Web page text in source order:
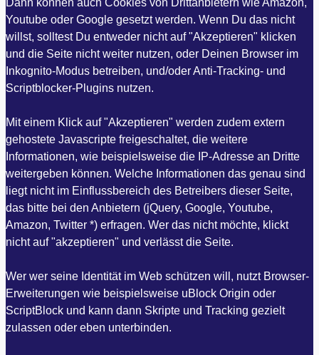
Dann können auch Cookies von Drittanbietern wie Amazon,
Youtube oder Google gesetzt werden. Wenn Du das nicht
willst, solltest Du entweder nicht auf "Akzeptieren" klicken
und die Seite nicht weiter nutzen, oder Deinen Browser im
Inkognito-Modus betreiben, und/oder Anti-Tracking- und
Scriptblocker-Plugins nutzen.
Mit einem Klick auf "Akzeptieren" werden zudem extern
gehostete Javascripte freigeschaltet, die weitere
Informationen, wie beispielsweise die IP-Adresse an Dritte
weitergeben können. Welche Informationen das genau sind
liegt nicht im Einflussbereich des Betreibers dieser Seite,
das bitte bei den Anbietern (jQuery, Google, Youtube,
Amazon, Twitter *) erfragen. Wer das nicht möchte, klickt
nicht auf "akzeptieren" und verlässt die Seite.
Wer wer seine Identität im Web schützen will, nutzt Browser-
Erweiterungen wie beispielsweise uBlock Origin oder
ScriptBlock und kann dann Skripte und Tracking gezielt
zulassen oder eben unterbinden.